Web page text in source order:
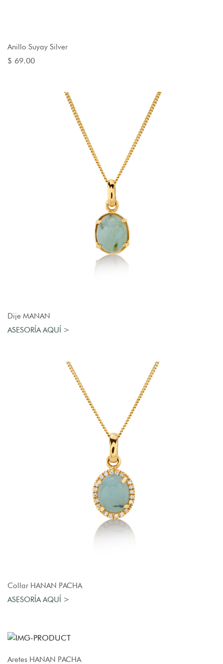
Anillo Suyay Silver
$ 69.00
Dije MANAN
ASESORÍA AQUÍ >
Collar HANAN PACHA
ASESORÍA AQUÍ >
Aretes HANAN PACHA